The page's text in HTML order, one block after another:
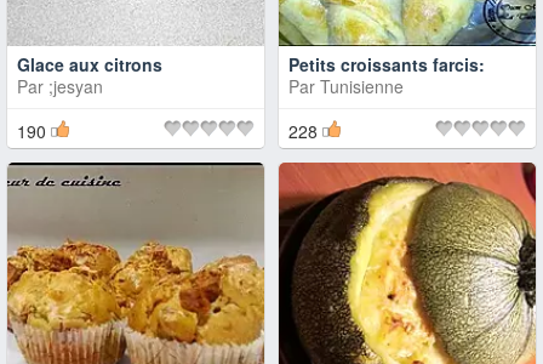
Glace aux citrons
Par ;jesyan
190
Petits croissants farcis:
Par Tunisienne
228